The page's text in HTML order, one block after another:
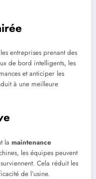
entreprises prenant des
de bord intelligents, les
et anticiper les
à une meilleure
la maintenance
les équipes peuvent
Cela réduit les
de l’usine.